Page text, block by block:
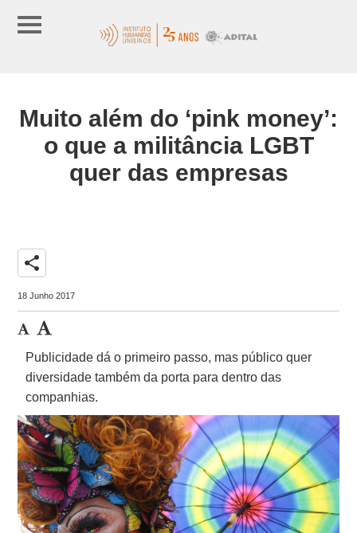
Muito além do ‘pink money’:
o que a militância LGBT
quer das empresas
share
18 Junho 2017
Publicidade dá o primeiro passo, mas público quer
diversidade também da porta para dentro das
companhias.